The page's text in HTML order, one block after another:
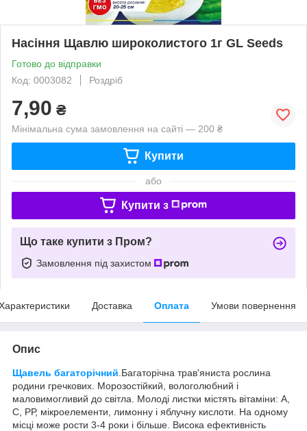
Насіння Щавлю широколистого 1г GL Seeds
Готово до відправки
Код: 0003082
Роздріб
7,90 ₴
Мінімальна сума замовлення на сайті — 200 ₴
Купити
або
Купити з
Що таке купити з Пром?
Замовлення під захистом
Доставка Оплата Умови повернення
Опис
Щавель багаторічний .Багаторічна трав'яниста рослина
родини гречкових. Морозостійкий, вологолюбний і
маловимогливий до світла. Молоді листки містять вітаміни: А,
С, РР, мікроелементи, лимонну і яблучну кислоти. На одному
місці може рости 3-4 роки і більше. Висока ефективність